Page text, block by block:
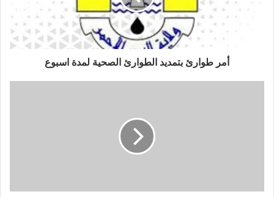
أمر طوارئ بتمديد الطوارئ الصحية لمدة اسبوع